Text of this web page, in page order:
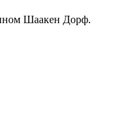
Шаакен Дорф.